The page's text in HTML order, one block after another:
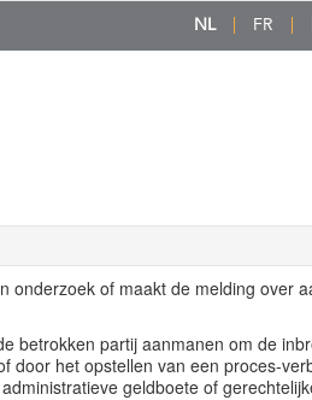
NL FR
onderzoek of maakt de melding over
betrokken partij aanmanen om de
door het opstellen van een proces-
geldboete of